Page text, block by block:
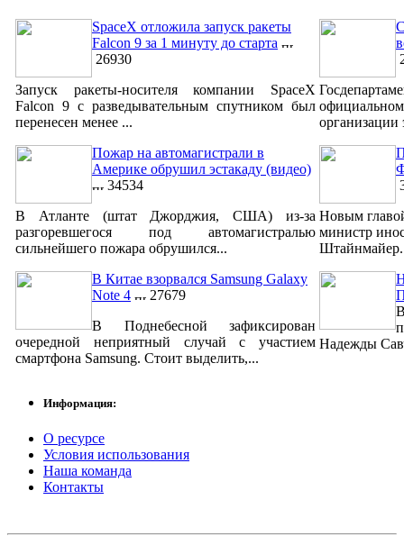
SpaceX отложила запуск ракеты
Falcon 9 за 1 минуту до старта
26930
Запуск ракеты-носителя компании SpaceX
Falcon 9 с разведывательным спутником был
перенесен менее ...
Пожар на автомагистрали в
Америке обрушил эстакаду (видео)
34534
В Атланте (штат Джорджия, США) из-за
разгоревшегося под автомагистралью
сильнейшего пожара обрушился...
В Китае взорвался Samsung Galaxy
Note 4
27679
В Поднебесной зафиксирован
очередной неприятный случай с участием
смартфона Samsung. Стоит выделить,...
организации
Новым
министр
Надежды
Информация:
О ресурсе
Условия использования
Наша команда
Контакты